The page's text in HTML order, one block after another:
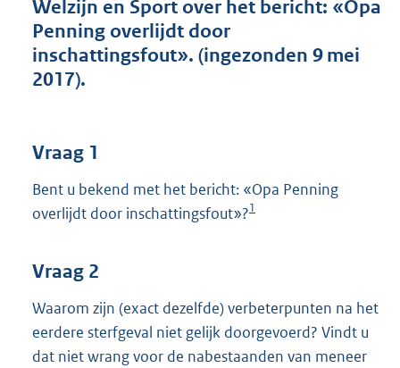
g
o
K
b
Welzijn en Sport over het bericht: «Opa
Penning overlijdt door
inschattingsfout». (ingezonden 9 mei
2017).
Vraag 1
Bent u bekend met het bericht: «Opa Penning
overlijdt door inschattingsfout»?1
Vraag 2
Waarom zijn (exact dezelfde) verbeterpunten na het
eerdere sterfgeval niet gelijk doorgevoerd? Vindt u
dat niet wrang voor de nabestaanden van meneer